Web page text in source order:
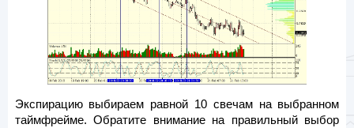
Экспирацию выбираем равной 10 свечам на выбранном
таймфрейме. Обратите внимание на правильный выбор